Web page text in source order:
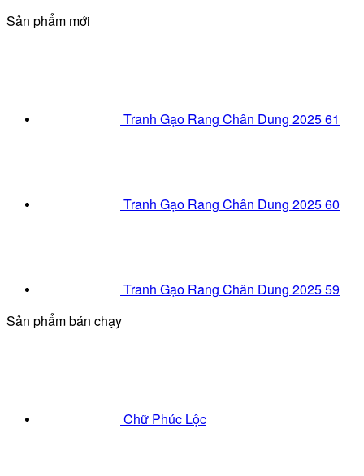
Sản phẩm mới
Tranh Gạo Rang Chân Dung 2025 61
Tranh Gạo Rang Chân Dung 2025 60
Tranh Gạo Rang Chân Dung 2025 59
Sản phẩm bán chạy
Chữ Phúc Lộc